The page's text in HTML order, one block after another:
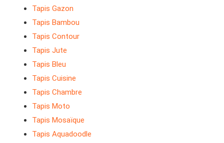
Tapis Gazon
Tapis Bambou
Tapis Contour
Tapis Jute
Tapis Bleu
Tapis Cuisine
Tapis Chambre
Tapis Moto
Tapis Mosaïque
Tapis Aquadoodle